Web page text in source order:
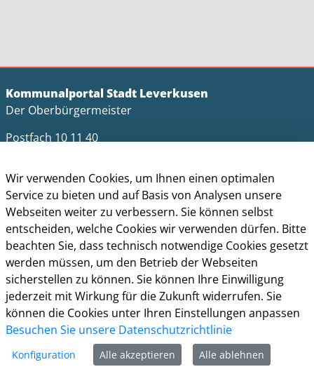
Kommunalportal Stadt Leverkusen
Der Oberbürgermeister
Postfach 10 11 40
Telefon: +49 (0)214 406-0
Telefax: +49 (0)214 406-11004
postmaster@stadt.leverkusen.de
Öffnungszeiten
Die allgemeinen Servicezeiten der Verwaltung
(telefonische Erreichbarkeit) sind:
Montag bis Donnerstag: 8.30 bis 15.30 Uhr
Freitag: 8.30 Uhr bis 13.30 Uhr
Wir verwenden Cookies, um Ihnen einen optimalen
Service zu bieten und auf Basis von Analysen unsere
Webseiten weiter zu verbessern. Sie können selbst
entscheiden, welche Cookies wir verwenden dürfen. Bitte
beachten Sie, dass technisch notwendige Cookies gesetzt
werden müssen, um den Betrieb der Webseiten
sicherstellen zu können. Sie können Ihre Einwilligung
jederzeit mit Wirkung für die Zukunft widerrufen. Sie
können die Cookies unter Ihren Einstellungen anpassen
Besuchen Sie unsere Datenschutzrichtlinie
Konfiguration Alle akzeptieren Alle ablehnen